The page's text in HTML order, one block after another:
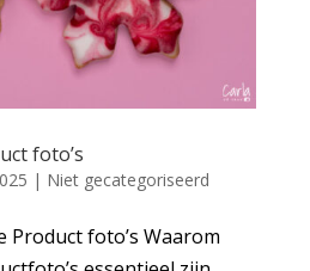
foto’s
| Niet gecategoriseerd
foto’s Waarom